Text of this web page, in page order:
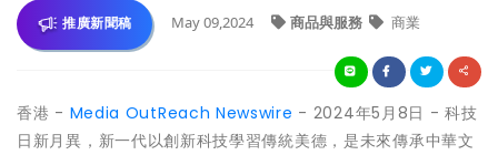
推廣新聞稿 May 09,2024 商品與服務 商業
香港 - Media OutReach Newswire - 2024年5月8日 - 科技
日新月異，新一代以創新科技學習傳統美德，是未來傳承中華文